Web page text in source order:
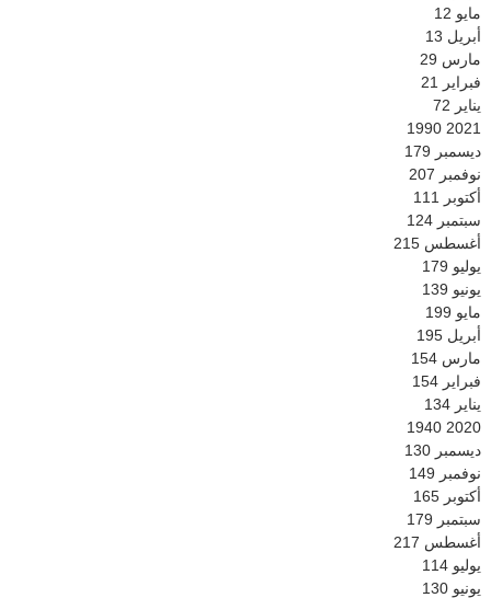
مايو 12
أبريل 13
مارس 29
فبراير
21
يناير 72
2021
1990
ديسمبر 179
نوفمبر 207
أكتوبر
111
سبتمبر 124
أغسطس 215
يوليو 179
يونيو 139
مايو 199
أبريل 195
مارس 154
فبراير 154
يناير 134
2020
1940
ديسمبر 130
نوفمبر 149
أكتوبر 165
سبتمبر 179
أغسطس 217
يوليو 114
يونيو 130